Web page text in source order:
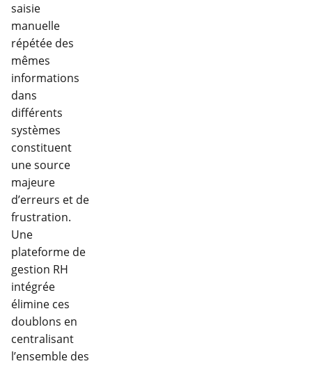
saisie
manuelle
répétée des
mêmes
informations
dans
différents
systèmes
constituent
une source
majeure
d’erreurs et de
frustration.
Une
plateforme de
gestion RH
intégrée
élimine ces
doublons en
centralisant
l’ensemble des